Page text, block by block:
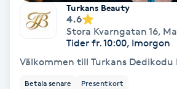
Psoriasis
Turkans Beauty
4.6
Stora Kvarngatan 16,
Tider fr. 10:00, Imorgon
Välkommen till Turkans Dedikodu
Betala senare Presentkort